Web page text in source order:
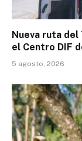
Nueva ruta del
el Centro DIF
5 agosto, 2026